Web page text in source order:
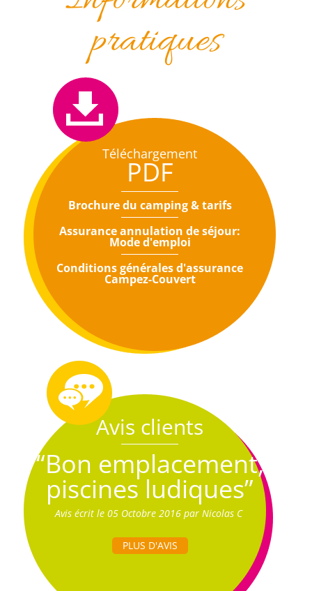
pratiques
Téléchargement
PDF
Brochure du camping & tarifs
Assurance annulation de séjour:
Mode d'emploi
Conditions générales d'assurance
Campez-Couvert
Avis clients
“Bon emplacement,
piscines ludiques”
Avis écrit le 05 Octobre 2016 par Nicolas C
PLUS D'AVIS